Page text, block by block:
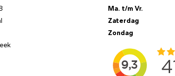
Ma. t/m Vr.
Zaterdag
Zondag